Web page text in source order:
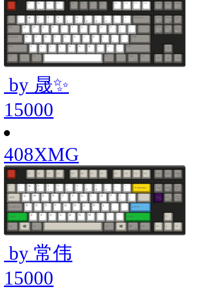
by 晟✨
15000
408XMG
by 常伟
15000